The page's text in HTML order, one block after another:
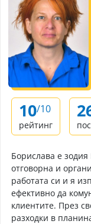
10/10
рейтинг
Борислава е
отговорна и
работата си и я
ефективно да
клиентите. През
разходки в